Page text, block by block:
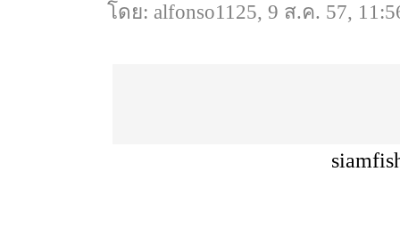
โดย: alfonso1125, 9 ส.ค. 57,